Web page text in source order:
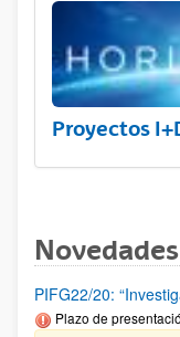
Proyectos
PIFG22/20:
Plazo de